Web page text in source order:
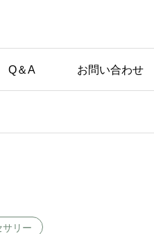
Q＆A お問い合わせ
未分類
サリー